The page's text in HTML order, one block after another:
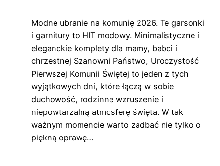
Modne ubranie na komunię 2026. Te garsonki
i garnitury to HIT modowy. Minimalistyczne i
eleganckie komplety dla mamy, babci i
chrzestnej Szanowni Państwo, Uroczystość
Pierwszej Komunii Świętej to jeden z tych
wyjątkowych dni, które łączą w sobie
duchowość, rodzinne wzruszenie i
niepowtarzalną atmosferę święta. W tak
ważnym momencie warto zadbać nie tylko o
piękną oprawę…